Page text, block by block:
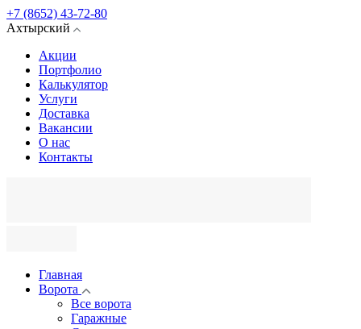
+7 (8652) 43-72-80
Ахтырский
Акции
Портфолио
Калькулятор
Услуги
Доставка
Вакансии
О нас
Контакты
Главная
Ворота
Все ворота
Гаражные